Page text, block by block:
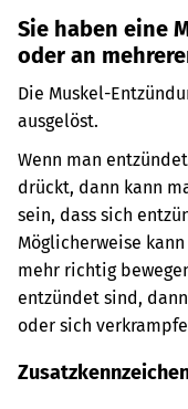
Sie haben eine
oder an
Die Muskel-
ausgelöst.
Wenn man
drückt, dann kann
sein, dass sich
Möglicherweise
mehr richtig
entzündet sind,
oder sich